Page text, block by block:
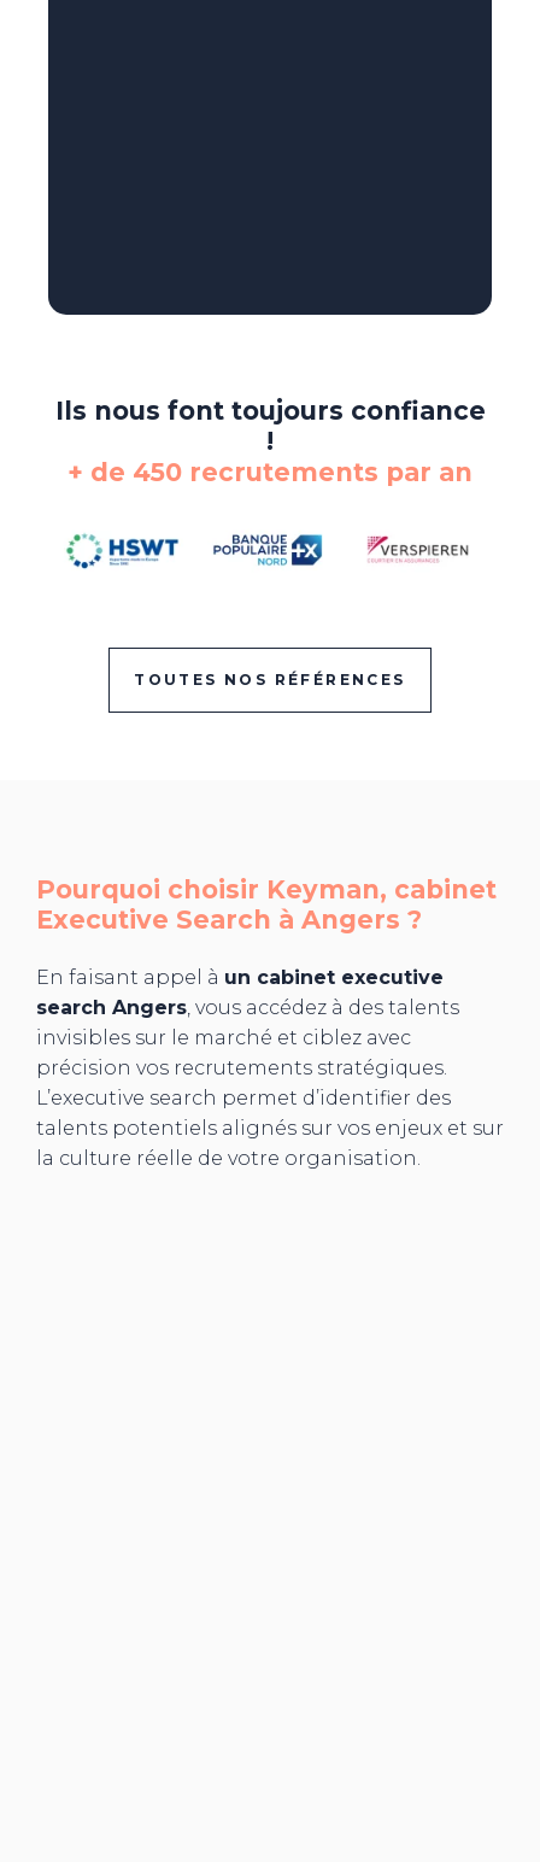
Ils nous font toujours confiance
!
+ de 450 recrutements par an
TOUTES NOS RÉFÉRENCES
Pourquoi choisir Keyman, cabinet
Executive Search à Angers ?
En faisant appel à un cabinet executive
search Angers, vous accédez à des talents
invisibles sur le marché et ciblez avec
précision vos recrutements stratégiques.
L’executive search permet d’identifier des
talents potentiels alignés sur vos enjeux et sur
la culture réelle de votre organisation.